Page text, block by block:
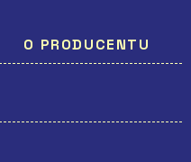
O PRODUCENTU